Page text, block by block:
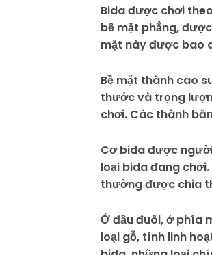
Bida được chơi
bề mặt phẳng,
mặt này được bao
Bề mặt thành cao
thước và trọng
chơi. Các thành
Cơ bida được
loại bida đang
thường được chia
Ở đầu đuôi, ở phía
loại gỗ, tính linh